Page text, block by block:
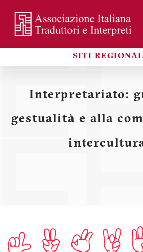
contenuto
principale
SITI
Interpretariato:
gestualità e alla